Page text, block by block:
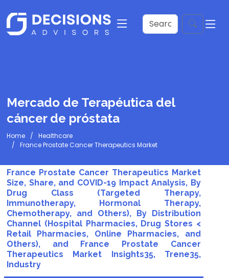
Mercado de Terapéutica del
cáncer de próstata
Home
Healthcare
France Prostate Cancer Therapeutics Market
France Prostate Cancer Therapeutics Market
Size, Share, and COVID-19 Impact Analysis, By
Drug Class (Targeted Therapy,
Immunotherapy, Hormonal Therapy,
Chemotherapy, and Others), By Distribution
Channel (Hospital Pharmacies, Drug Stores <
Retail Pharmacies, Online Pharmacies, and
Others), and France Prostate Cancer
Therapeutics Market Insights35, Trene35,
Industry